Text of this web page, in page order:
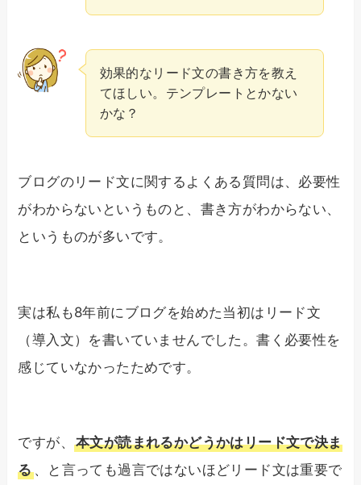
効果的なリード文の書き方を教え
てほしい。テンプレートとかない
かな？
ブログのリード文に関するよくある質問は、必要性
がわからないというものと、書き方がわからない、
というものが多いです。
実は私も8年前にブログを始めた当初はリード文
（導入文）を書いていませんでした。書く必要性を
感じていなかったためです。
ですが、本文が読まれるかどうかはリード文で決ま
る、と言っても過言ではないほどリード文は重要で